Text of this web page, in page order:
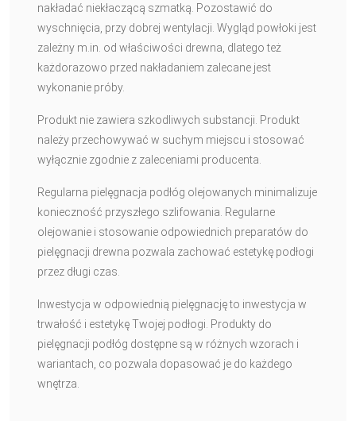
nakładać niekłaczącą szmatką. Pozostawić do
wyschnięcia, przy dobrej wentylacji. Wygląd powłoki jest
zależny m.in. od właściwości drewna, dlatego też
każdorazowo przed nakładaniem zalecane jest
wykonanie próby.
Produkt nie zawiera szkodliwych substancji. Produkt
należy przechowywać w suchym miejscu i stosować
wyłącznie zgodnie z zaleceniami producenta.
Regularna pielęgnacja podłóg olejowanych minimalizuje
konieczność przyszłego szlifowania. Regularne
olejowanie i stosowanie odpowiednich preparatów do
pielęgnacji drewna pozwala zachować estetykę podłogi
przez długi czas.
Inwestycja w odpowiednią pielęgnację to inwestycja w
trwałość i estetykę Twojej podłogi. Produkty do
pielęgnacji podłóg dostępne są w różnych wzorach i
wariantach, co pozwala dopasować je do każdego
wnętrza.